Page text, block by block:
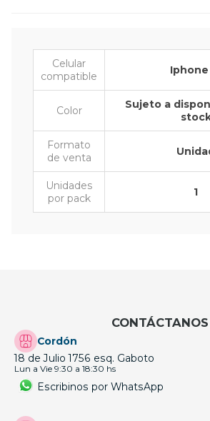
Celular
compatible
Iphone
Color
Sujeto a
Formato
de venta
Unidades
por pack
1
CONTÁCTANOS
Cordón
18 de Julio 1756 esq. Gaboto
Lun a Vie 9:30 a 18:30 hs
Escribinos por WhatsApp